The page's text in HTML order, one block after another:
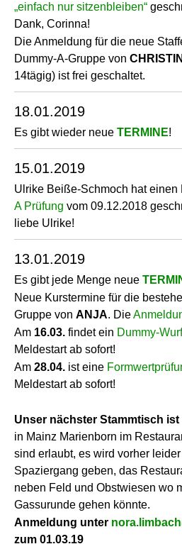
„einfach nur sitzenbleiben“
Dank, Corinna!
Die Anmeldung für die neue
Dummy-A-Gruppe von
14tägig) ist frei geschaltet.
18.01.2019
Es gibt wieder neue TERMINE!
15.01.2019
Ulrike Beiße-Schmoch hat einen
A Prüfung vom 09.12.2018
liebe Ulrike!
13.01.2019
Es gibt jede Menge neue
Neue Kurstermine für die
Gruppe von ANJA. Die
Am 16.03. findet ein Dummy-
Meldestart ab sofort!
Am 28.04. ist eine
Meldestart ab sofort!
Unser nächster Stammtisch ist
in Mainz Marienborn im
sind erlaubt, es wird vorher
Spaziergang geben, das
neben Feld und Obstwiesen wo
Gassurunde gehen könnte.
Anmeldung unter
zum 01.03.19